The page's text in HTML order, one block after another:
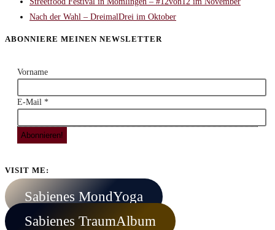
Nach der Wahl – DreimalDrei im Oktober
ABONNIERE MEINEN NEWSLETTER
Vorname
E-Mail *
VISIT ME:
Sabienes MondYoga
Sabienes TraumAlbum